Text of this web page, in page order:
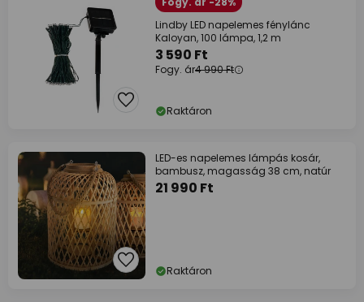
Lindby LED napelemes fénylánc
Kaloyan, 100 lámpa, 1,2 m
3 590 Ft
Fogy. ár4 990 Ft
Raktáron
LED-es napelemes lámpás kosár,
bambusz, magasság 38 cm, natúr
21 990 Ft
Raktáron